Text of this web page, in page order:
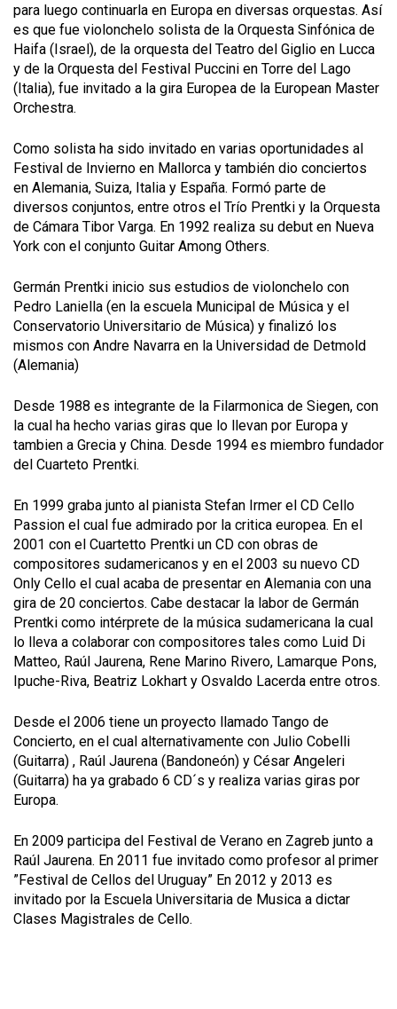
para luego continuarla en Europa en diversas orquestas. Así
es que fue violonchelo solista de la Orquesta Sinfónica de
Haifa (Israel), de la orquesta del Teatro del Giglio en Lucca
y de la Orquesta del Festival Puccini en Torre del Lago
(Italia), fue invitado a la gira Europea de la European Master
Orchestra.
Como solista ha sido invitado en varias oportunidades al
Festival de Invierno en Mallorca y también dio conciertos
en Alemania, Suiza, Italia y España. Formó parte de
diversos conjuntos, entre otros el Trío Prentki y la Orquesta
de Cámara Tibor Varga. En 1992 realiza su debut en Nueva
York con el conjunto Guitar Among Others.
Germán Prentki inicio sus estudios de violonchelo con
Pedro Laniella (en la escuela Municipal de Música y el
Conservatorio Universitario de Música) y finalizó los
mismos con Andre Navarra en la Universidad de Detmold
(Alemania)
Desde 1988 es integrante de la Filarmonica de Siegen, con
la cual ha hecho varias giras que lo llevan por Europa y
tambien a Grecia y China. Desde 1994 es miembro fundador
del Cuarteto Prentki.
En 1999 graba junto al pianista Stefan Irmer el CD Cello
Passion el cual fue admirado por la critica europea. En el
2001 con el Cuartetto Prentki un CD con obras de
compositores sudamericanos y en el 2003 su nuevo CD
Only Cello el cual acaba de presentar en Alemania con una
gira de 20 conciertos. Cabe destacar la labor de Germán
Prentki como intérprete de la música sudamericana la cual
lo lleva a colaborar con compositores tales como Luid Di
Matteo, Raúl Jaurena, Rene Marino Rivero, Lamarque Pons,
Ipuche-Riva, Beatriz Lokhart y Osvaldo Lacerda entre otros.
Desde el 2006 tiene un proyecto llamado Tango de
Concierto, en el cual alternativamente con Julio Cobelli
(Guitarra) , Raúl Jaurena (Bandoneón) y César Angeleri
(Guitarra) ha ya grabado 6 CD´s y realiza varias giras por
Europa.
En 2009 participa del Festival de Verano en Zagreb junto a
Raúl Jaurena. En 2011 fue invitado como profesor al primer
”Festival de Cellos del Uruguay” En 2012 y 2013 es
invitado por la Escuela Universitaria de Musica a dictar
Clases Magistrales de Cello.